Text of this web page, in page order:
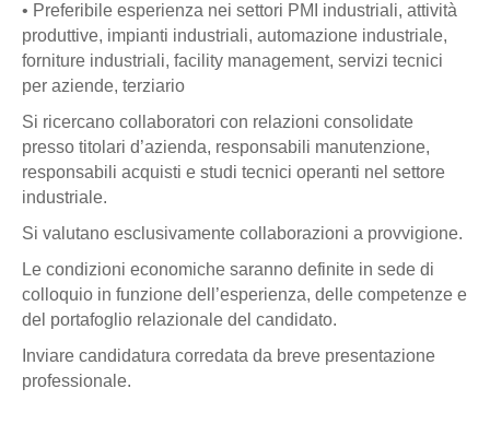
• Preferibile esperienza nei settori PMI industriali, attività
produttive, impianti industriali, automazione industriale,
forniture industriali, facility management, servizi tecnici
per aziende, terziario
Si ricercano collaboratori con relazioni consolidate
presso titolari d’azienda, responsabili manutenzione,
responsabili acquisti e studi tecnici operanti nel settore
industriale.
Si valutano esclusivamente collaborazioni a provvigione.
Le condizioni economiche saranno definite in sede di
colloquio in funzione dell’esperienza, delle competenze e
del portafoglio relazionale del candidato.
Inviare candidatura corredata da breve presentazione
professionale.